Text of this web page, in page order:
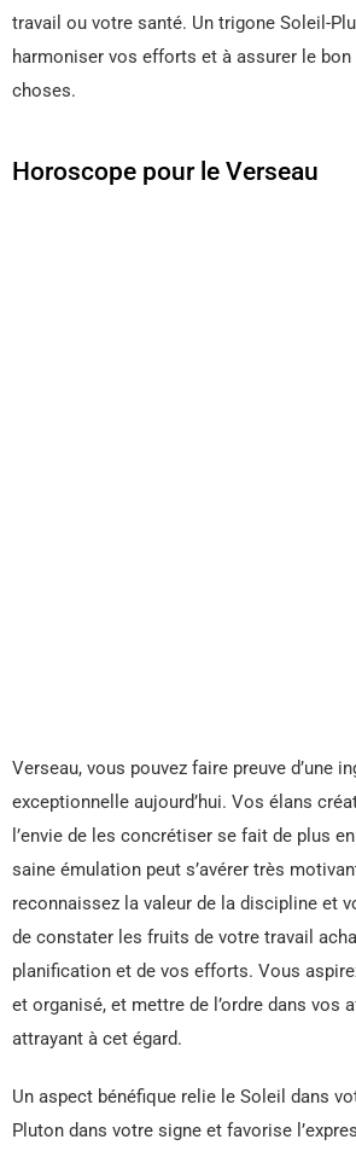
travail ou votre santé. Un trigone Soleil-
harmoniser vos efforts et à assurer le
choses.
Horoscope pour le Verseau
Verseau, vous pouvez faire preuve d’une
exceptionnelle aujourd’hui. Vos élans
l’envie de les concrétiser se fait de plus
saine émulation peut s’avérer très
reconnaissez la valeur de la discipline et
de constater les fruits de votre travail
planification et de vos efforts. Vous
et organisé, et mettre de l’ordre dans vos
attrayant à cet égard.
Un aspect bénéfique relie le Soleil dans
Pluton dans votre signe et favorise